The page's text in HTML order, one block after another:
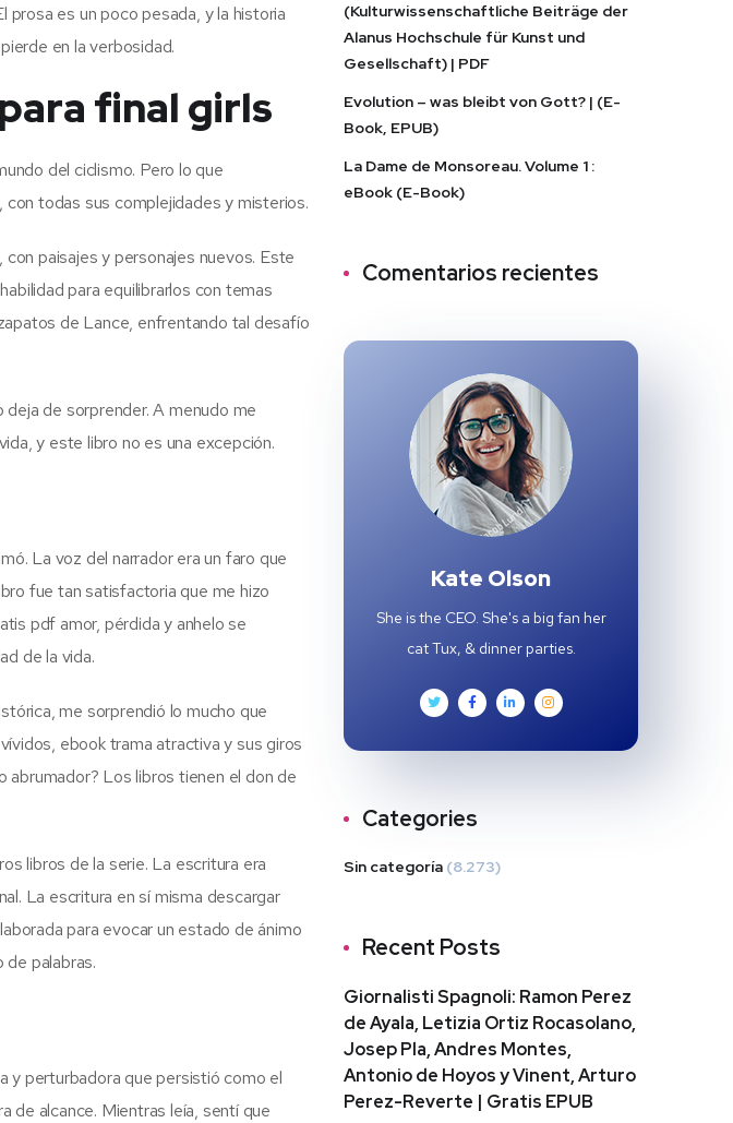
prosa es un poco pesada, y la historia
en la verbosidad.
final girls
del ciclismo. Pero lo que
todas sus complejidades y misterios.
paisajes y personajes nuevos. Este
para equilibrarlos con temas
de Lance, enfrentando tal desafío
de sorprender. A menudo me
y este libro no es una excepción.
La voz del narrador era un faro que
fue tan satisfactoria que me hizo
pdf amor, pérdida y anhelo se
de la vida.
me sorprendió lo mucho que
ebook trama atractiva y sus giros
Los libros tienen el don de
libros de la serie. La escritura era
La escritura en sí misma descargar
para evocar un estado de ánimo
palabras.
y perturbadora que persistió como el
de alcance. Mientras leía, sentí que
(Kulturwissenschaftliche Beiträge der
Alanus Hochschule für Kunst und
Gesellschaft) | PDF
Evolution – was bleibt von Gott? | (E-
Book, EPUB)
La Dame de Monsoreau. Volume 1 :
eBook (E-Book)
Comentarios recientes
Kate Olson
She is the CEO. She's a big fan her
cat Tux, & dinner parties.
Categories
Sin categoría (8.273)
Recent Posts
Giornalisti Spagnoli: Ramon Perez
de Ayala, Letizia Ortiz Rocasolano,
Josep Pla, Andres Montes,
Antonio de Hoyos y Vinent, Arturo
Perez-Reverte | Gratis EPUB